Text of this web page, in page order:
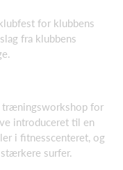
for klubbens
fra klubbens
for
introduceret til en
i fitnesscenteret, og
surfer.